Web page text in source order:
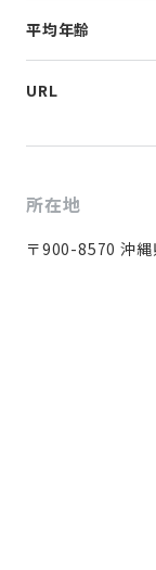
平均年齢
URL
所在地
〒900-8570 沖